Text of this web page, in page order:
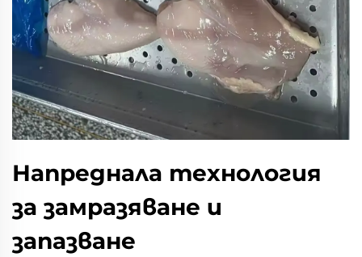
Напреднала технология
за замразяване и
запазване